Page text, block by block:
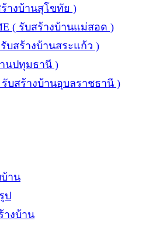
างบ้านสุโขทัย )
( รับสร้างบ้านแม่สอด )
บสร้างบ้านสระแก้ว )
านปทุมธานี )
รับสร้างบ้านอุบลราชธานี )
าน
ป
งบ้าน